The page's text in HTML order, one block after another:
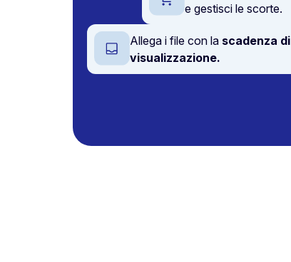
e gestisci le scorte.
Allega i file con la scadenza di
visualizzazione.